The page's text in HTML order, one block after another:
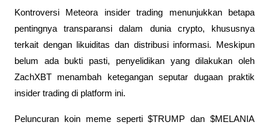
Kontroversi Meteora insider trading menunjukkan betapa
pentingnya transparansi dalam dunia crypto, khususnya
terkait dengan likuiditas dan distribusi informasi. Meskipun
belum ada bukti pasti, penyelidikan yang dilakukan oleh
ZachXBT menambah ketegangan seputar dugaan praktik
insider trading di platform ini.
Peluncuran koin meme seperti $TRUMP dan $MELANIA